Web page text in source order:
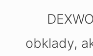
obklady,